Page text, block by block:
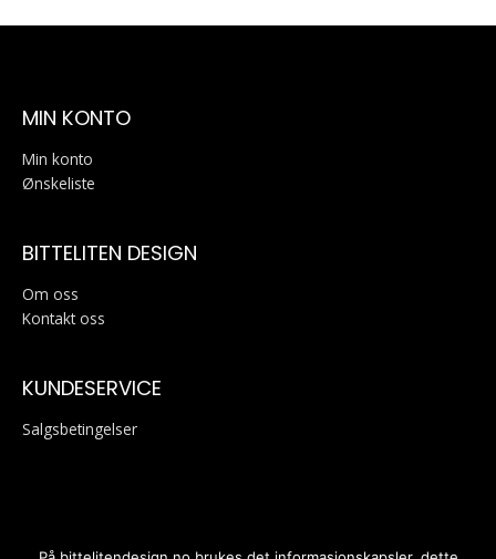
MIN KONTO
Min konto
Ønskeliste
BITTELITEN DESIGN
Om oss
Kontakt oss
KUNDESERVICE
Salgsbetingelser